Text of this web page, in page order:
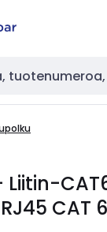
Liitin-
CAT